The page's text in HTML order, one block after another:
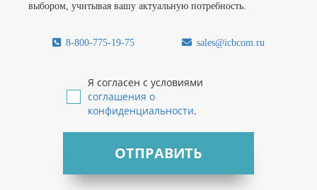
выбором, учитывая вашу актуальную потребность.
8-800-775-19-75 sales@icbcom.ru
Я согласен с условиями
соглашения о
конфиденциальности.
ОТПРАВИТЬ